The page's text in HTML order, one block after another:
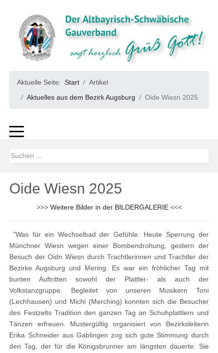
Aktuelle Seite:Start
Artikel
Aktuelles aus dem Bezirk Augsburg
Oide Wiesn 2025
Oide Wiesn 2025
>>> Weitere Bilder in der BILDERGALERIE<<<
"Was für ein Wechselbad der Gefühle: Heute Sperrung der
Münchner Wiesn wegen einer Bombendrohung, gestern der
Besuch der Oidn Wiesn durch Trachtlerinnen und Trachtler der
Bezirke Augsburg und Mering. Es war ein fröhlicher Tag mit
bunten Auftritten sowohl der Plattler- als auch der
Volkstanzgruppe. Begleitet von unseren Musikern Toni
(Lechhausen) und Michi (Merching) konnten sich die Besucher
des Festzelts Tradition den ganzen Tag an Schuhplattlern und
Tänzen erfreuen. Mustergültig organisiert von Bezirksleiterin
Erika Schneider aus Gablingen zog sich gute Stimmung durch
den Tag, der für die Königsbrunner am längsten dauerte: Sie